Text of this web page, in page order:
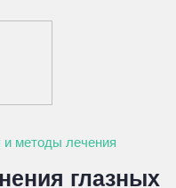
и методы лечения
глазных